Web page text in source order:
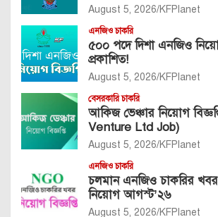
August 5, 2026 KFPlanet
এনজিও চাকরি
৫০০ পদে দিশা এনজিও
প্রকাশিত!
August 5, 2026 KFPlanet
বেসরকারি চাকরি
আকিজ ভেঞ্চার নিয়োগ
Venture Ltd Job)
August 5, 2026 KFPlanet
এনজিও চাকরি
চলমান এনজিও চাকরির
নিয়োগ আগস্ট’২৬
August 5, 2026 KFPlanet